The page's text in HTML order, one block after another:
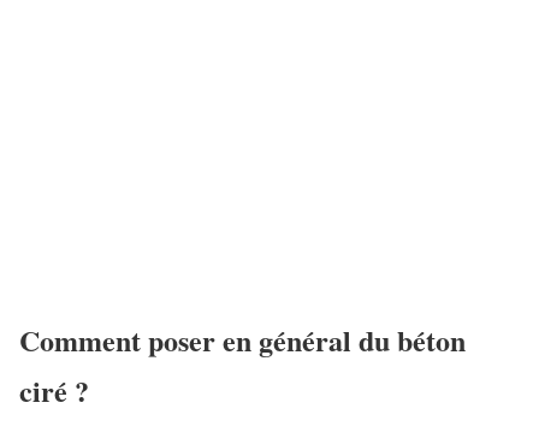
Comment poser en général du béton
ciré ?